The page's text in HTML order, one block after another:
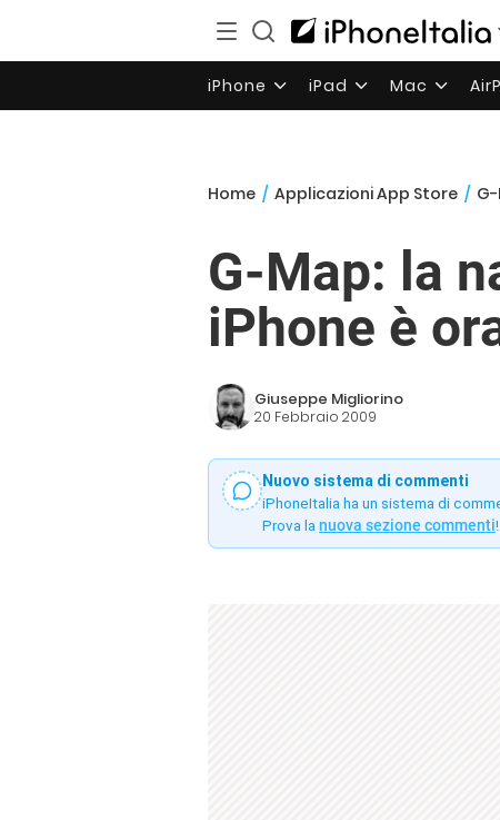
iPhone iPad Mac
Home / Applicazioni App Store /
G-Map: la
iPhone è
Giuseppe Migliorino
20 Febbraio 2009
Nuovo sistema di commenti
iPhoneItalia ha un sistema di
Prova la nuova sezione commenti!